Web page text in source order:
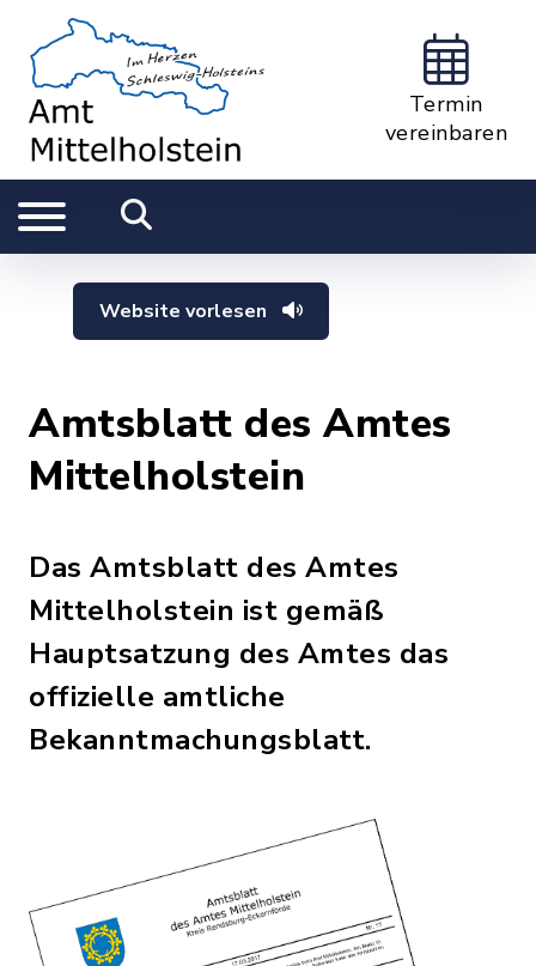
Termin
vereinbaren
Website vorlesen
Amtsblatt des Amtes
Mittelholstein
Das Amtsblatt des Amtes
Mittelholstein ist gemäß
Hauptsatzung des Amtes das
offizielle amtliche
Bekanntmachungsblatt.